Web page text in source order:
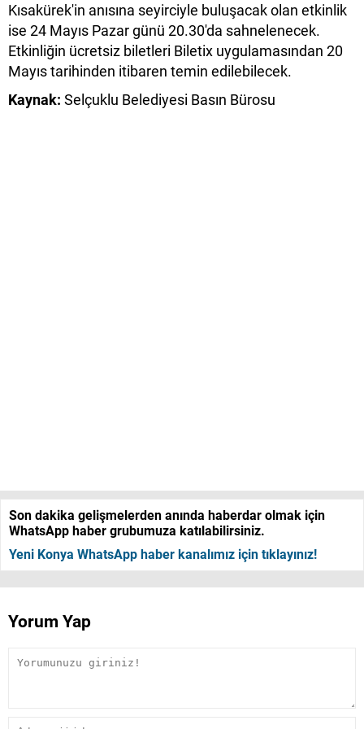
Kısakürek'in anısına seyirciyle buluşacak olan etkinlik
ise 24 Mayıs Pazar günü 20.30'da sahnelenecek.
Etkinliğin ücretsiz biletleri Biletix uygulamasından 20
Mayıs tarihinden itibaren temin edilebilecek.
Kaynak: Selçuklu Belediyesi Basın Bürosu
Son dakika gelişmelerden anında haberdar olmak için
WhatsApp haber grubumuza katılabilirsiniz.
Yeni Konya WhatsApp haber kanalımız için tıklayınız!
Yorum Yap